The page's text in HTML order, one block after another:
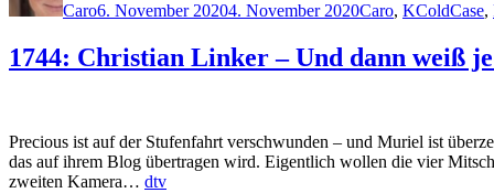
Caro6. November 20204. November 2020Caro, KColdCase,
1744: Christian Linker – Und dann weiß
Precious ist auf der Stufenfahrt verschwunden – und Muriel ist
das auf ihrem Blog übertragen wird. Eigentlich wollen die vier
zweiten Kamera… dtv